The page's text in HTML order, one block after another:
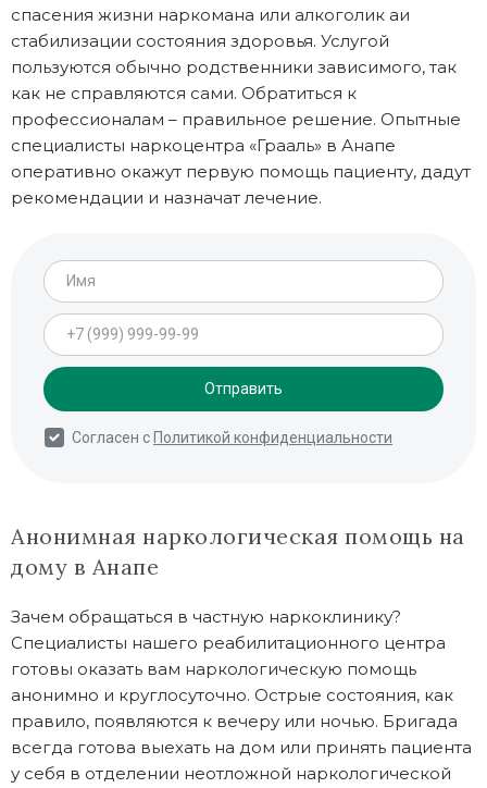
спасения жизни наркомана или алкоголик аи
стабилизации состояния здоровья. Услугой
пользуются обычно родственники зависимого, так
как не справляются сами. Обратиться к
профессионалам – правильное решение. Опытные
специалисты наркоцентра «Грааль» в Анапе
оперативно окажут первую помощь пациенту, дадут
рекомендации и назначат лечение.
Анонимная наркологическая помощь на
дому в Анапе
Зачем обращаться в частную наркоклинику?
Специалисты нашего реабилитационного центра
готовы оказать вам наркологическую помощь
анонимно и круглосуточно. Острые состояния, как
правило, появляются к вечеру или ночью. Бригада
всегда готова выехать на дом или принять пациента
у себя в отделении неотложной наркологической